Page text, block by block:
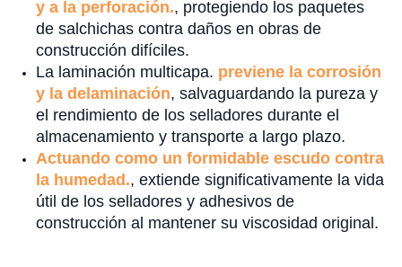
y a la perforación., protegiendo los paquetes
de salchichas contra daños en obras de
construcción difíciles.
La laminación multicapa. previene la corrosión
y la delaminación, salvaguardando la pureza y
el rendimiento de los selladores durante el
almacenamiento y transporte a largo plazo.
Actuando como un formidable escudo contra
la humedad., extiende significativamente la vida
útil de los selladores y adhesivos de
construcción al mantener su viscosidad original.